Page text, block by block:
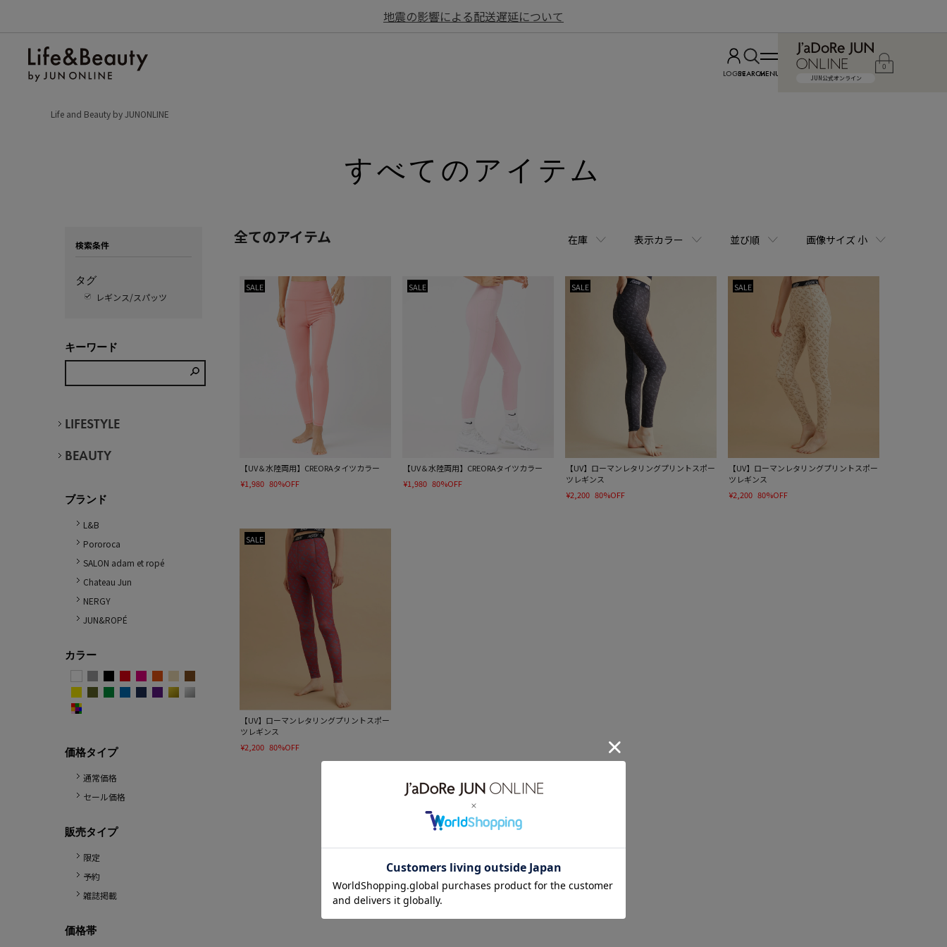
地震の影響による配送遅延について
LOGINSEARCHMENU JUN公式オンライン
0
Life and Beauty by JUNONLINE
すべてのアイテム
検索条件
タグ
レギンス/スパッツ
キーワード
LIFESTYLE
BEAUTY
ブランド
L&B
Pororoca
SALON adam et ropé
Chateau Jun
NERGY
JUN&ROPÉ
カラー
価格タイプ
通常価格
セール価格
販売タイプ
限定
予約
雑誌掲載
価格帯
全てのアイテム 在庫 表示カラー 並び順 画像サイズ 小
SALE
【UV＆水陸両用】CREORAタイツカラー
¥1,980 80%OFF
SALE
【UV＆水陸両用】CREORAタイツカラー
¥1,980 80%OFF
SALE
【UV】ローマンレタリングプリントスポー
ツレギンス
¥2,200 80%OFF
SALE
【UV】ローマンレタリングプリントスポー
ツレギンス
¥2,200 80%OFF
SALE
【UV】ローマンレタリングプリントスポー
ツレギンス
¥2,200 80%OFF